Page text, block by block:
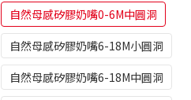
自然母感矽膠奶嘴0-6M中圓洞
自然母感矽膠奶嘴6-18M小圓洞
自然母感矽膠奶嘴6-18M中圓洞